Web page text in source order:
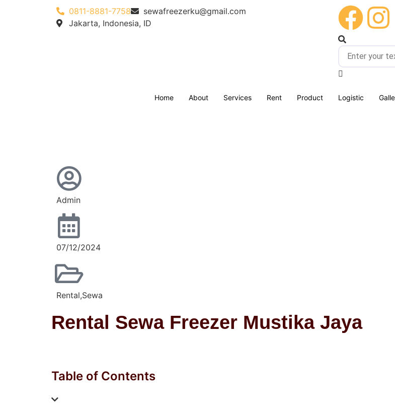
0811-8881-7758
sewafreezerku@gmail.com
Jakarta, Indonesia, ID
Home About Services Rent Product Logistic
Admin
07/12/2024
Rental,Sewa
Rental Sewa Freezer Mustika Jaya
Table of Contents